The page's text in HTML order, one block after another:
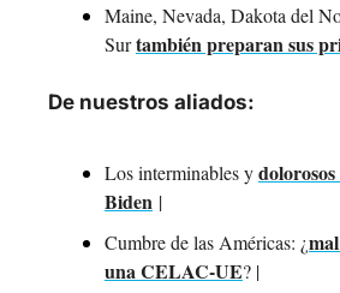
Maine, Nevada, Dakota del
Sur también preparan sus
De nuestros aliados:
Los interminables y
Biden |
Cumbre de las Américas: ¿
una CELAC-UE? |